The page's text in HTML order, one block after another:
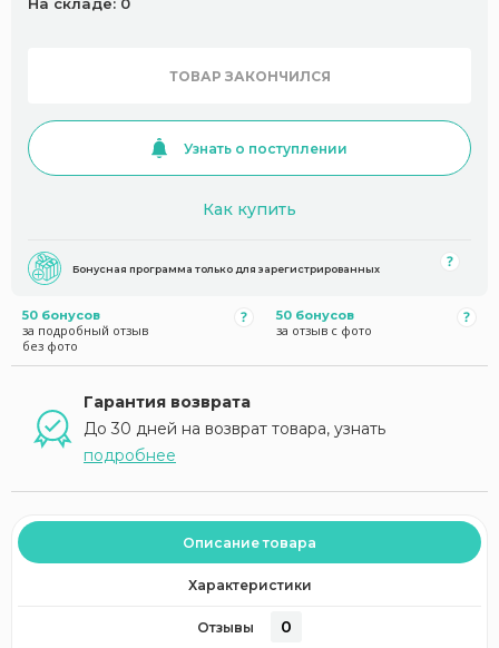
ТОВАР ЗАКОНЧИЛСЯ
Узнать о поступлении
Как купить
Бонусная программа только для зарегистрированных
50 бонусов
за подробный отзыв
без фото
50 бонусов
за отзыв с фото
Гарантия возврата
До 30 дней на возврат товара, узнать
подробнее
Описание товара
Характеристики
Отзывы 0